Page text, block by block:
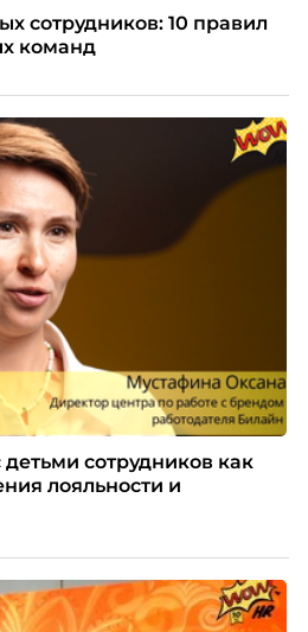
сотрудников: 10 правил
команд
сотрудников как
лояльности и